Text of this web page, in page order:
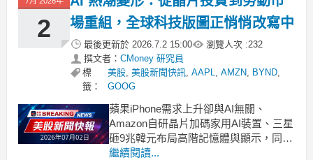
2
場重組，全球科技版圖正悄悄改寫中
最後更新於 2026.7.2 15:00 瀏覽人次 :232
撰文者： CMoney 研究員
標
籤：
美股,美股新聞快訊,AAPL,AMZN, BYND,
GOOG
蘋果iPhone需求上升卻與AI無關、
Amazon自研晶片加碼家用AI裝置、三星
砸9兆韓元布局高階記憶體與顯示，同時
美國就業數據顯示「AI基建」正牽動建
繼續閱讀...